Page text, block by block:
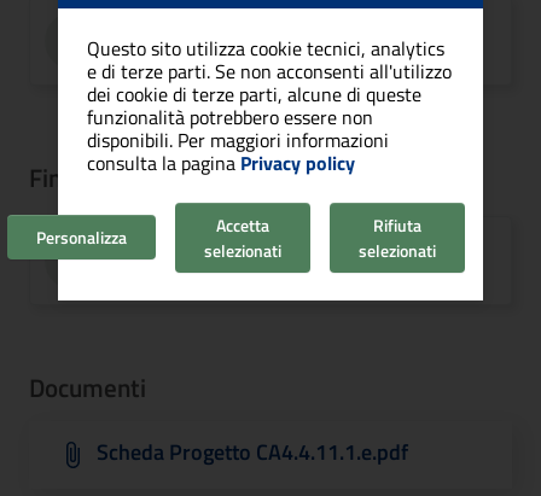
Marco Zedda
Finanziamento
IMPORTO
1.200.000,00 €
Documenti
Scheda Progetto CA4.4.11.1.e.pdf
Questo sito utilizza cookie tecnici, analytics
e di terze parti. Se non acconsenti all'utilizzo
dei cookie di terze parti, alcune di queste
funzionalità potrebbero essere non
disponibili. Per maggiori informazioni
consulta la pagina Privacy policy
Personalizza
Accetta
selezionati
Rifiuta
selezionati